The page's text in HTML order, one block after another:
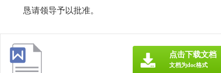
恳请领导予以批准。
点击下载文档
文档为doc格式